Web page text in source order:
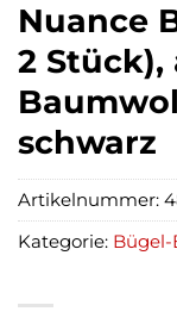
Nuance
2 Stück),
schwarz
Artikelnummer:
Kategorie: Bügel-